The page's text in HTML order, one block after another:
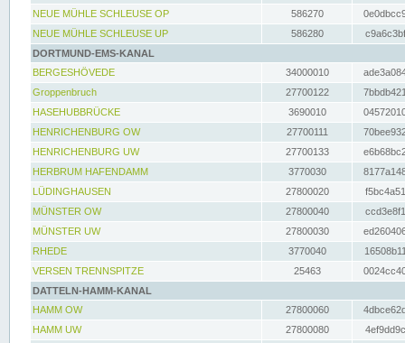
NEUE MÜHLE SCHLEUSE OP
586270
NEUE MÜHLE SCHLEUSE UP
586280
DORTMUND-EMS-KANAL
BERGESHÖVEDE
34000010
Groppenbruch
27700122
HASEHUBBRÜCKE
3690010
HENRICHENBURG OW
27700111
HENRICHENBURG UW
27700133
HERBRUM HAFENDAMM
3770030
LÜDINGHAUSEN
27800020
MÜNSTER OW
27800040
MÜNSTER UW
27800030
RHEDE
3770040
VERSEN TRENNSPITZE
25463
DATTELN-HAMM-KANAL
HAMM OW
27800060
HAMM UW
27800080